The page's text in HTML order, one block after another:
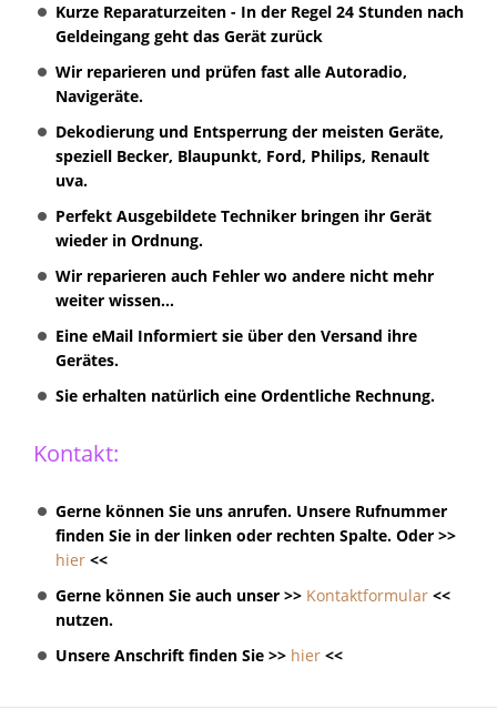
Kurze Reparaturzeiten - In der Regel 24 Stunden nach
Geldeingang geht das Gerät zurück
Wir reparieren und prüfen fast alle Autoradio,
Navigeräte.
Dekodierung und Entsperrung der meisten Geräte,
speziell Becker, Blaupunkt, Ford, Philips, Renault
uva.
Perfekt Ausgebildete Techniker bringen ihr Gerät
wieder in Ordnung.
Wir reparieren auch Fehler wo andere nicht mehr
weiter wissen...
Eine eMail Informiert sie über den Versand ihre
Gerätes.
Sie erhalten natürlich eine Ordentliche Rechnung.
Kontakt:
Gerne können Sie uns anrufen. Unsere Rufnummer
finden Sie in der linken oder rechten Spalte. Oder >>
hier <<
Gerne können Sie auch unser >> Kontaktformular <<
nutzen.
Unsere Anschrift finden Sie >> hier <<